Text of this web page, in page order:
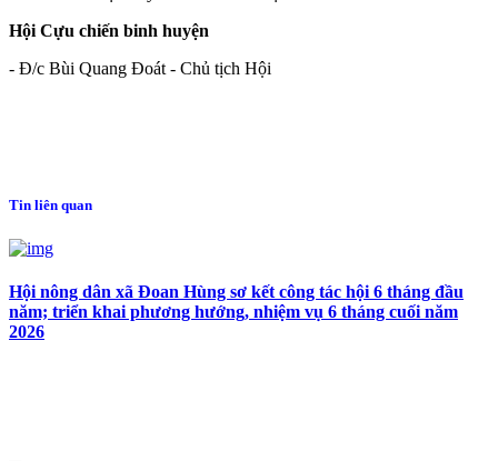
Hội Cựu chiến binh huyện
- Đ/c Bùi Quang Đoát - Chủ tịch Hội
Tin liên quan
Hội nông dân xã Đoan Hùng sơ kết công tác hội 6 tháng đầu
năm; triển khai phương hướng, nhiệm vụ 6 tháng cuối năm
2026